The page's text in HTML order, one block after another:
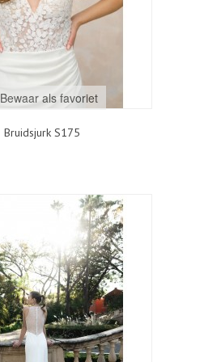
Bruidsjurk S175
Bewaar als favoriet